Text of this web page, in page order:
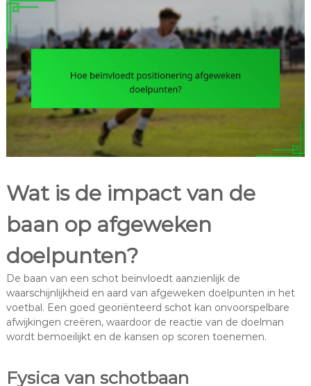
Wat is de impact van de
baan op afgeweken
doelpunten?
De baan van een schot beïnvloedt aanzienlijk de
waarschijnlijkheid en aard van afgeweken doelpunten in het
voetbal. Een goed georiënteerd schot kan onvoorspelbare
afwijkingen creëren, waardoor de reactie van de doelman
wordt bemoeilijkt en de kansen op scoren toenemen.
Fysica van schotbaan